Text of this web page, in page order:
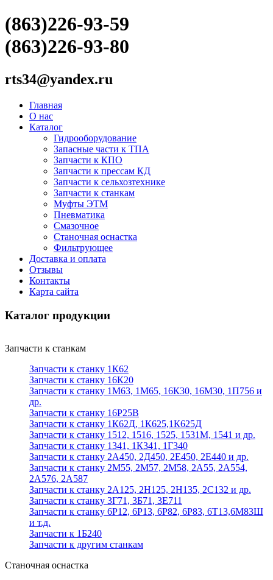
(863)226-93-59
(863)226-93-80
rts34@yandex.ru
Главная
О нас
Каталог
Гидрооборудование
Запасные части к ТПА
Запчасти к КПО
Запчасти к прессам КД
Запчасти к сельхозтехнике
Запчасти к станкам
Муфты ЭТМ
Пневматика
Смазочное
Станочная оснастка
Фильтрующее
Доставка и оплата
Отзывы
Контакты
Карта сайта
Каталог продукции
Запчасти к станкам
Запчасти к станку 1К62
Запчасти к станку 16К20
Запчасти к станку 1М63, 1М65, 16К30, 16М30, 1П756 и
др.
Запчасти к станку 16Р25В
Запчасти к станку 1К62Д, 1К625,1К625Д
Запчасти к станку 1512, 1516, 1525, 1531М, 1541 и др.
Запчасти к станку 1341, 1К341, 1Г340
Запчасти к станку 2А450, 2Д450, 2Е450, 2Е440 и др.
Запчасти к станку 2М55, 2М57, 2М58, 2А55, 2А554,
2А576, 2А587
Запчасти к станку 2А125, 2Н125, 2Н135, 2С132 и др.
Запчасти к станку 3Г71, 3Б71, 3Е711
Запчасти к станку 6Р12, 6Р13, 6Р82, 6Р83, 6Т13,6М83Ш
и т.д.
Запчасти к 1Б240
Запчасти к другим станкам
Станочная оснастка